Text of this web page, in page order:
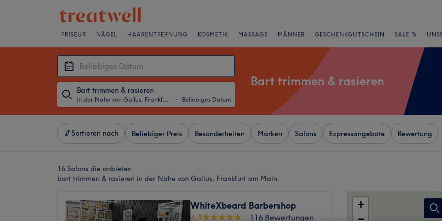
FRISEUR NÄGEL HAARENTFERNUNG KOSMETIK MASSAGE MÄNNER GESCHENKGUTSCHEIN SALE %
Bart trimmen & rasieren
in der Nähe von Gallus, Frankfurt am Main ・ Beliebiges Datum
Bart trimmen & rasieren
Sortieren nach Beliebiger Preis Besonderheiten Marken Salons Expressangebote Bewertung
16 Salons die anbieten:
bart trimmen & rasieren in der Nähe von Gallus, Frankfurt am Main
WhiteXbeard Barbershop
4,9
116 Bewertungen
+